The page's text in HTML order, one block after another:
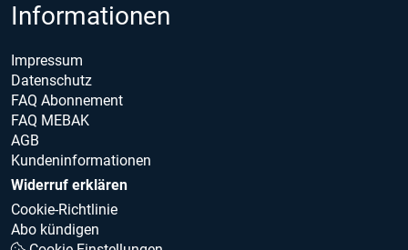
Informationen
Impressum
Datenschutz
FAQ Abonnement
FAQ MEBAK
AGB
Kundeninformationen
Widerruf erklären
Cookie-Richtlinie
Abo kündigen